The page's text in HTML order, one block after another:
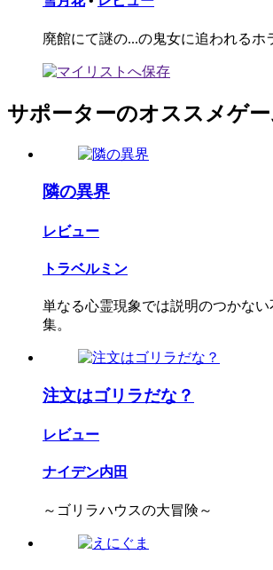
廃館にて謎の...の鬼女に追われるホ
サポーターのオススメゲ
隣の異界
レビュー
トラベルミン
単なる心霊現象では説明のつかな
集。
注文はゴリラだな？
レビュー
ナイデン内田
～ゴリラハウスの大冒険～